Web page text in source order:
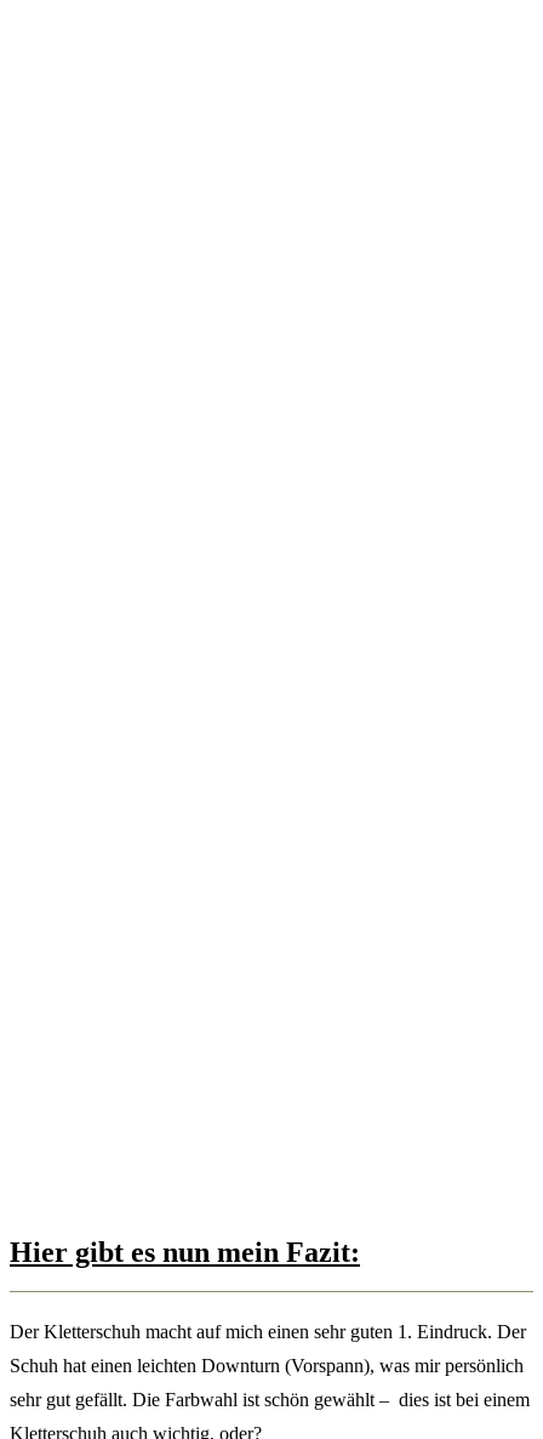
Hier gibt es nun mein Fazit:
Der Kletterschuh macht auf mich einen sehr guten 1. Eindruck. Der
Schuh hat einen leichten Downturn (Vorspann), was mir persönlich
sehr gut gefällt. Die Farbwahl ist schön gewählt – dies ist bei einem
Kletterschuh auch wichtig, oder?